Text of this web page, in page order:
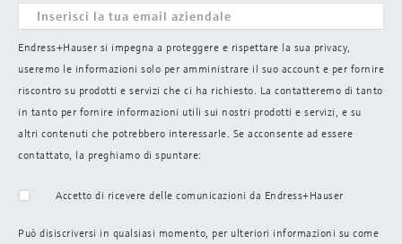
Endress+Hauser si impegna a proteggere e rispettare la sua privacy,
useremo le informazioni solo per amministrare il suo account e per fornire
riscontro su prodotti e servizi che ci ha richiesto. La contatteremo di tanto
in tanto per fornire informazioni utili sui nostri prodotti e servizi, e su
altri contenuti che potrebbero interessarle. Se acconsente ad essere
contattato, la preghiamo di spuntare:
Accetto di ricevere delle comunicazioni da Endress+Hauser
Può disiscriversi in qualsiasi momento, per ulteriori informazioni su come